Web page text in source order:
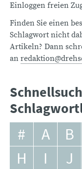
Einloggen freien
Finden Sie einen
Schlagwort nicht
Artikeln? Dann
an
# A B
H
I J